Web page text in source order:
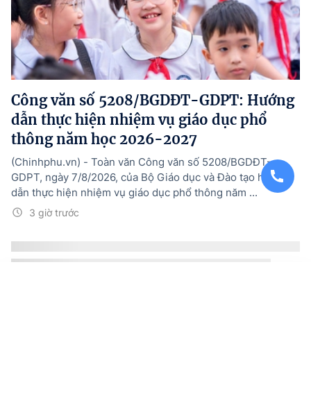
Công văn số 5208/BGDĐT-GDPT: Hướng
dẫn thực hiện nhiệm vụ giáo dục phổ
thông năm học 2026-2027
3 giờ trước
(Chinhphu.vn) - Toàn văn Công văn số 5208/BGDĐT-
GDPT, ngày 7/8/2026, của Bộ Giáo dục và Đào tạo hướng
dẫn thực hiện nhiệm vụ giáo dục phổ thông năm ...